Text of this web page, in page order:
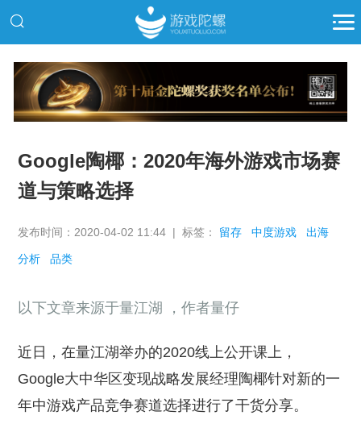
推广
Google陶椰：2020年海外游戏市场赛
道与策略选择
发布时间：2020-04-02 11:44 | 标签： 留存 中度游戏 出海
分析 品类
以下文章来源于量江湖 ，作者量仔
近日，在量江湖举办的2020线上公开课上，
Google大中华区变现战略发展经理陶椰针对新的一
年中游戏产品竞争赛道选择进行了干货分享。